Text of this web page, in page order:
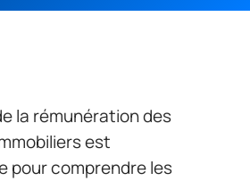
la rémunération des
est
pour comprendre les